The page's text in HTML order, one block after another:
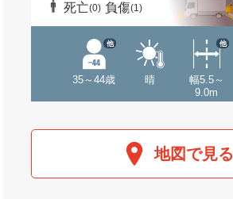
死亡(0) 負傷(1)
35～44歳
他
晴
幅5.5～
9.0m
他
地図で見る